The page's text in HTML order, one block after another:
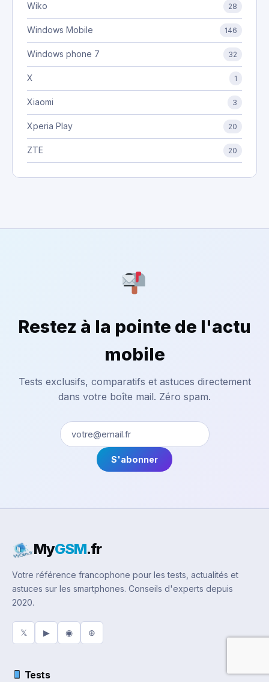
Wiko 28
Windows Mobile 146
Windows phone 7 32
X 1
Xiaomi 3
Xperia Play 20
ZTE 20
Restez à la pointe de l'actu
mobile
Tests exclusifs, comparatifs et astuces directement
dans votre boîte mail. Zéro spam.
S'abonner
MyGSM.fr
Votre référence francophone pour les tests, actualités et
astuces sur les smartphones. Conseils d'experts depuis
2020.
𝕏 ▶ ◉ ⊕
Tests